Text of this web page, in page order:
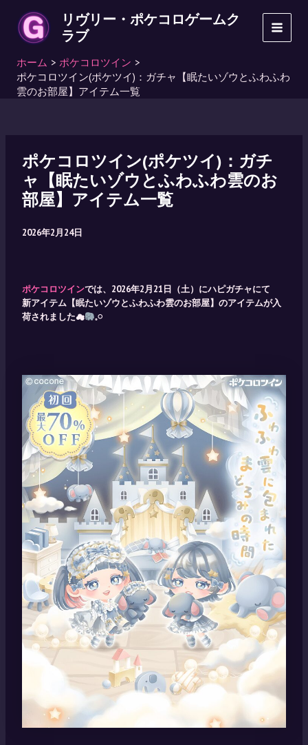
リヴリー・ポケコロゲームク
ラブ
ホーム
ポケコロツイン
ポケコロツイン(ポケツイ)：ガチャ【眠たいゾウとふわふわ
雲のお部屋】アイテム一覧
ポケコロツイン(ポケツイ)：ガチ
ャ【眠たいゾウとふわふわ雲のお
部屋】アイテム一覧
2026年2月24日
ポケコロツインでは、2026年2月21日（土）にハピガチャにて
新アイテム【眠たいゾウとふわふわ雲のお部屋】のアイテムが入
荷されました☁
𓈒𓏸